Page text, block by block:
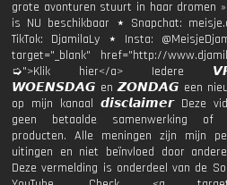
grote avonturen stuurt in haar dromen
is NU beschikbaar ⋆ Snapchat:
TikTok: DjamilaLy ⋆ Insta:
target="_blank" href="http://
➭">Klik hier</a> Iedere
𝙒𝙊𝙀𝙉𝙎𝘿𝘼𝙂 en 𝙕𝙊𝙉𝘿𝘼𝙂 een
op mijn kanaal 𝙙𝙞𝙨𝙘𝙡𝙖𝙞𝙢𝙚𝙧 Deze
geen betaalde samenwerking of
producten. Alle meningen zijn mijn
uitingen en niet beïnvloed door
Deze vermelding is onderdeel van de